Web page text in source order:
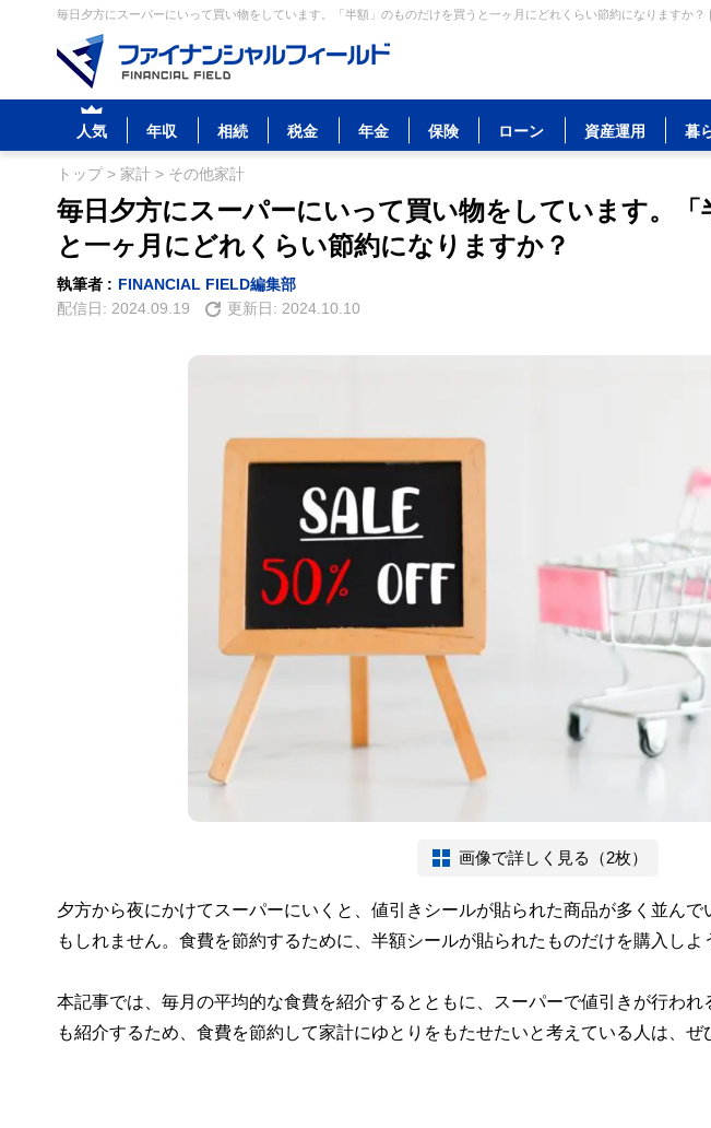
毎日夕方にスーパーにいって買い物をしています。「半額」のものだけを買うと一ヶ月にどれくらい節約になりますか？
人気 年収 相続 税金 年金 保険 ローン 資産運用 暮
トップ> 家計 > その他家計
毎日夕方にスーパーにいって買い物をしています。「
と一ヶ月にどれくらい節約になりますか？
執筆者 : FINANCIAL FIELD編集部
配信日: 2024.09.19 更新日: 2024.10.10
画像で詳しく見る（2枚）
夕方から夜にかけてスーパーにいくと、値引きシールが貼られた商品が多く並ん
もしれません。食費を節約するために、半額シールが貼られたものだけを購入しよ
本記事では、毎月の平均的な食費を紹介するとともに、スーパーで値引きが行わ
も紹介するため、食費を節約して家計にゆとりをもたせたいと考えている人は、ぜ